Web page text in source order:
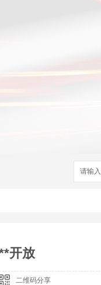
开放
二维码分享